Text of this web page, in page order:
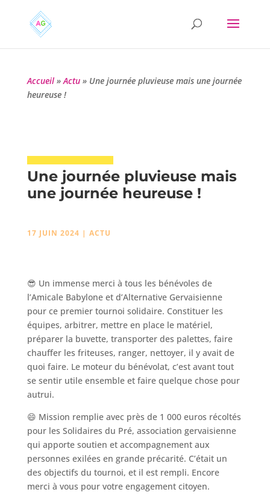
Accueil»Actu» Une journée pluvieuse mais une journée
heureuse !
Une journée pluvieuse mais
une journée heureuse !
17 JUIN 2024 | ACTU
😎 Un immense merci à tous les bénévoles de
l’Amicale Babylone et d’Alternative Gervaisienne
pour ce premier tournoi solidaire. Constituer les
équipes, arbitrer, mettre en place le matériel,
préparer la buvette, transporter des palettes, faire
chauffer les friteuses, ranger, nettoyer, il y avait de
quoi faire. Le moteur du bénévolat, c’est avant tout
se sentir utile ensemble et faire quelque chose pour
autrui.
😄 Mission remplie avec près de 1 000 euros récoltés
pour les Solidaires du Pré, association gervaisienne
qui apporte soutien et accompagnement aux
personnes exilées en grande précarité. C’était un
des objectifs du tournoi, et il est rempli. Encore
merci à vous pour votre engagement citoyen.